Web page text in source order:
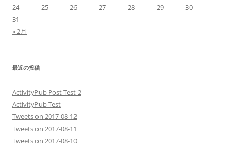
24
25 26 27 28 29
30
31
« 2月
最近の投稿
ActivityPub Post Test 2
ActivityPub Test
Tweets on 2017-08-12
Tweets on 2017-08-11
Tweets on 2017-08-10